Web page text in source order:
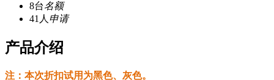
8台名额
41人 申请
产品介绍
注：本次折扣试用为黑色、灰色。